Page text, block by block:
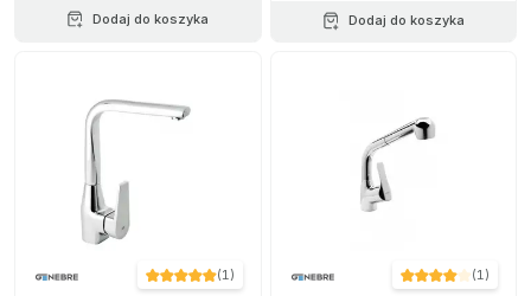
Dodaj do koszyka Dodaj do koszyka
(1) (1)